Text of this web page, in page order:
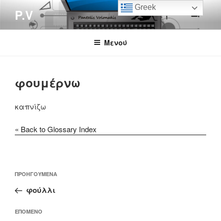
περιεχόμενο
P.V
Μενού
φουμέρνω
καπνίζω
« Back to Glossary Index
άρθρων
Προηγούμενο
άρθρο
ΠΡΟΗΓΟΎΜΕΝΑ
φούλλι
Επόμενο
ΕΠΌΜΕΝΟ
Greek